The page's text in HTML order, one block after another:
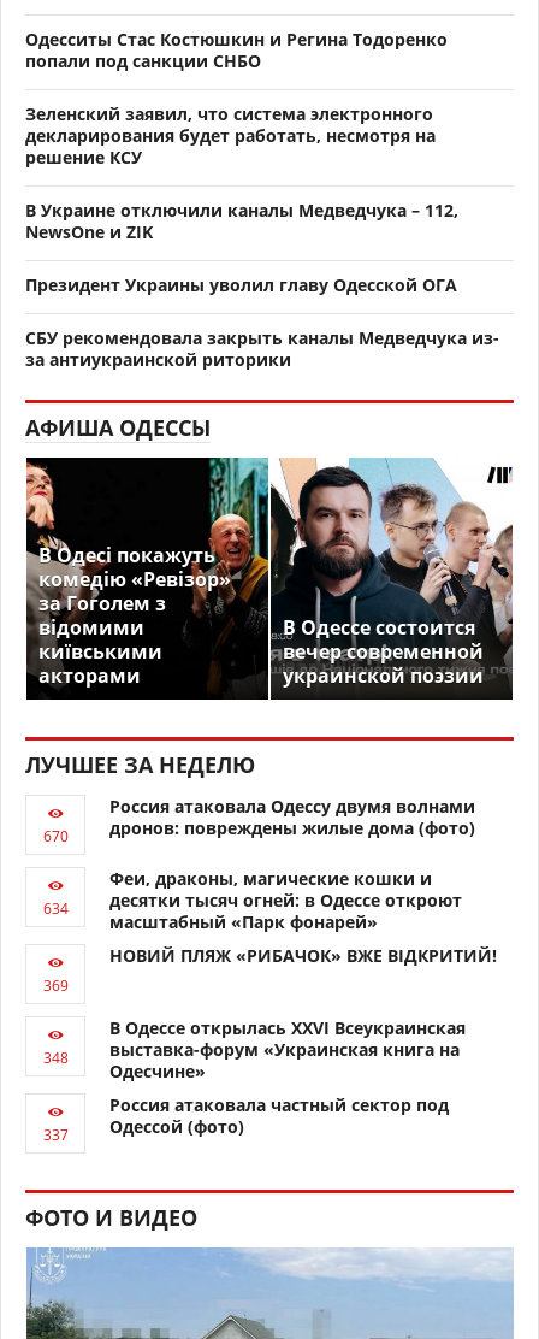
Одесситы Стас Костюшкин и Регина Тодоренко
попали под санкции СНБО
Зеленский заявил, что система электронного
декларирования будет работать, несмотря на
решение КСУ
В Украине отключили каналы Медведчука – 112,
NewsOne и ZIK
Президент Украины уволил главу Одесской ОГА
СБУ рекомендовала закрыть каналы Медведчука из-
за антиукраинской риторики
АФИША ОДЕССЫ
В Одесі покажуть
комедію «Ревізор»
за Гоголем з
відомими
київськими
акторами
В Одессе состоится
вечер современной
украинской поэзии
ЛУЧШЕЕ ЗА НЕДЕЛЮ
Россия атаковала Одессу двумя волнами
дронов: повреждены жилые дома (фото)
Феи, драконы, магические кошки и
десятки тысяч огней: в Одессе откроют
масштабный «Парк фонарей»
НОВИЙ ПЛЯЖ «РИБАЧОК» ВЖЕ ВІДКРИТИЙ!
В Одессе открылась XXVI Всеукраинская
выставка-форум «Украинская книга на
Одесчине»
Россия атаковала частный сектор под
Одессой (фото)
ФОТО И ВИДЕО